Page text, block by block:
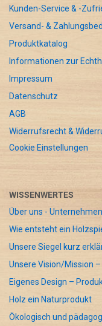
Kunden-Service & -
Versand- &
Produktkatalog
Informationen zur
Impressum
Datenschutz
AGB
Widerrufsrecht &
Cookie Einstellungen
WISSENWERTES
Über uns -
Wie entsteht ein
Unsere Siegel kurz
Unsere Vision/Mission
Eigenes Design –
Holz ein Naturprodukt
Ökologisch und